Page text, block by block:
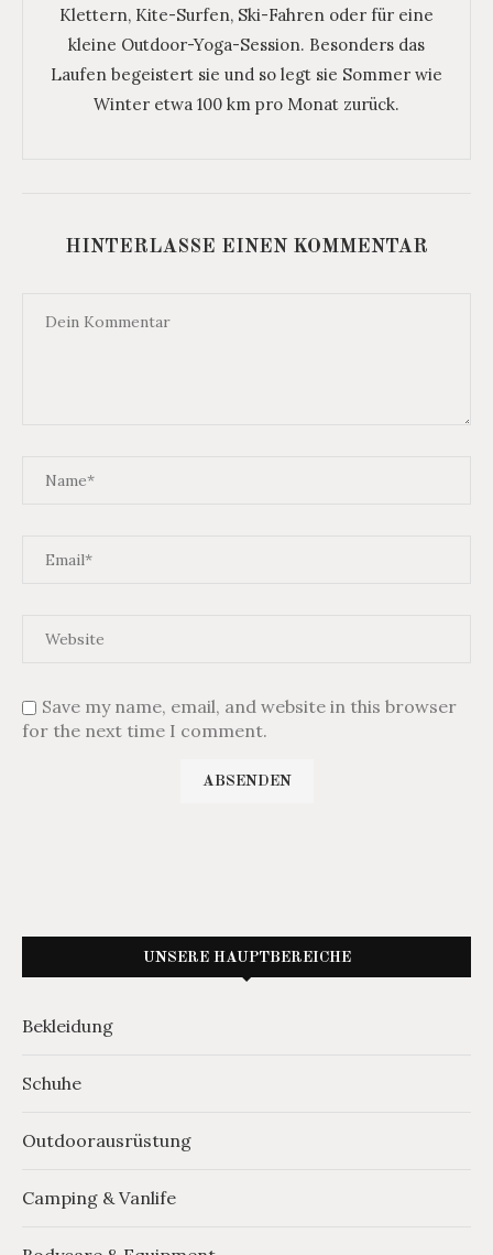
Klettern, Kite-Surfen, Ski-Fahren oder für eine
kleine Outdoor-Yoga-Session. Besonders das
Laufen begeistert sie und so legt sie Sommer wie
Winter etwa 100 km pro Monat zurück.
HINTERLASSE EINEN KOMMENTAR
Save my name, email, and website in this browser
for the next time I comment.
UNSERE HAUPTBEREICHE
Bekleidung
Schuhe
Outdoorausrüstung
Camping & Vanlife